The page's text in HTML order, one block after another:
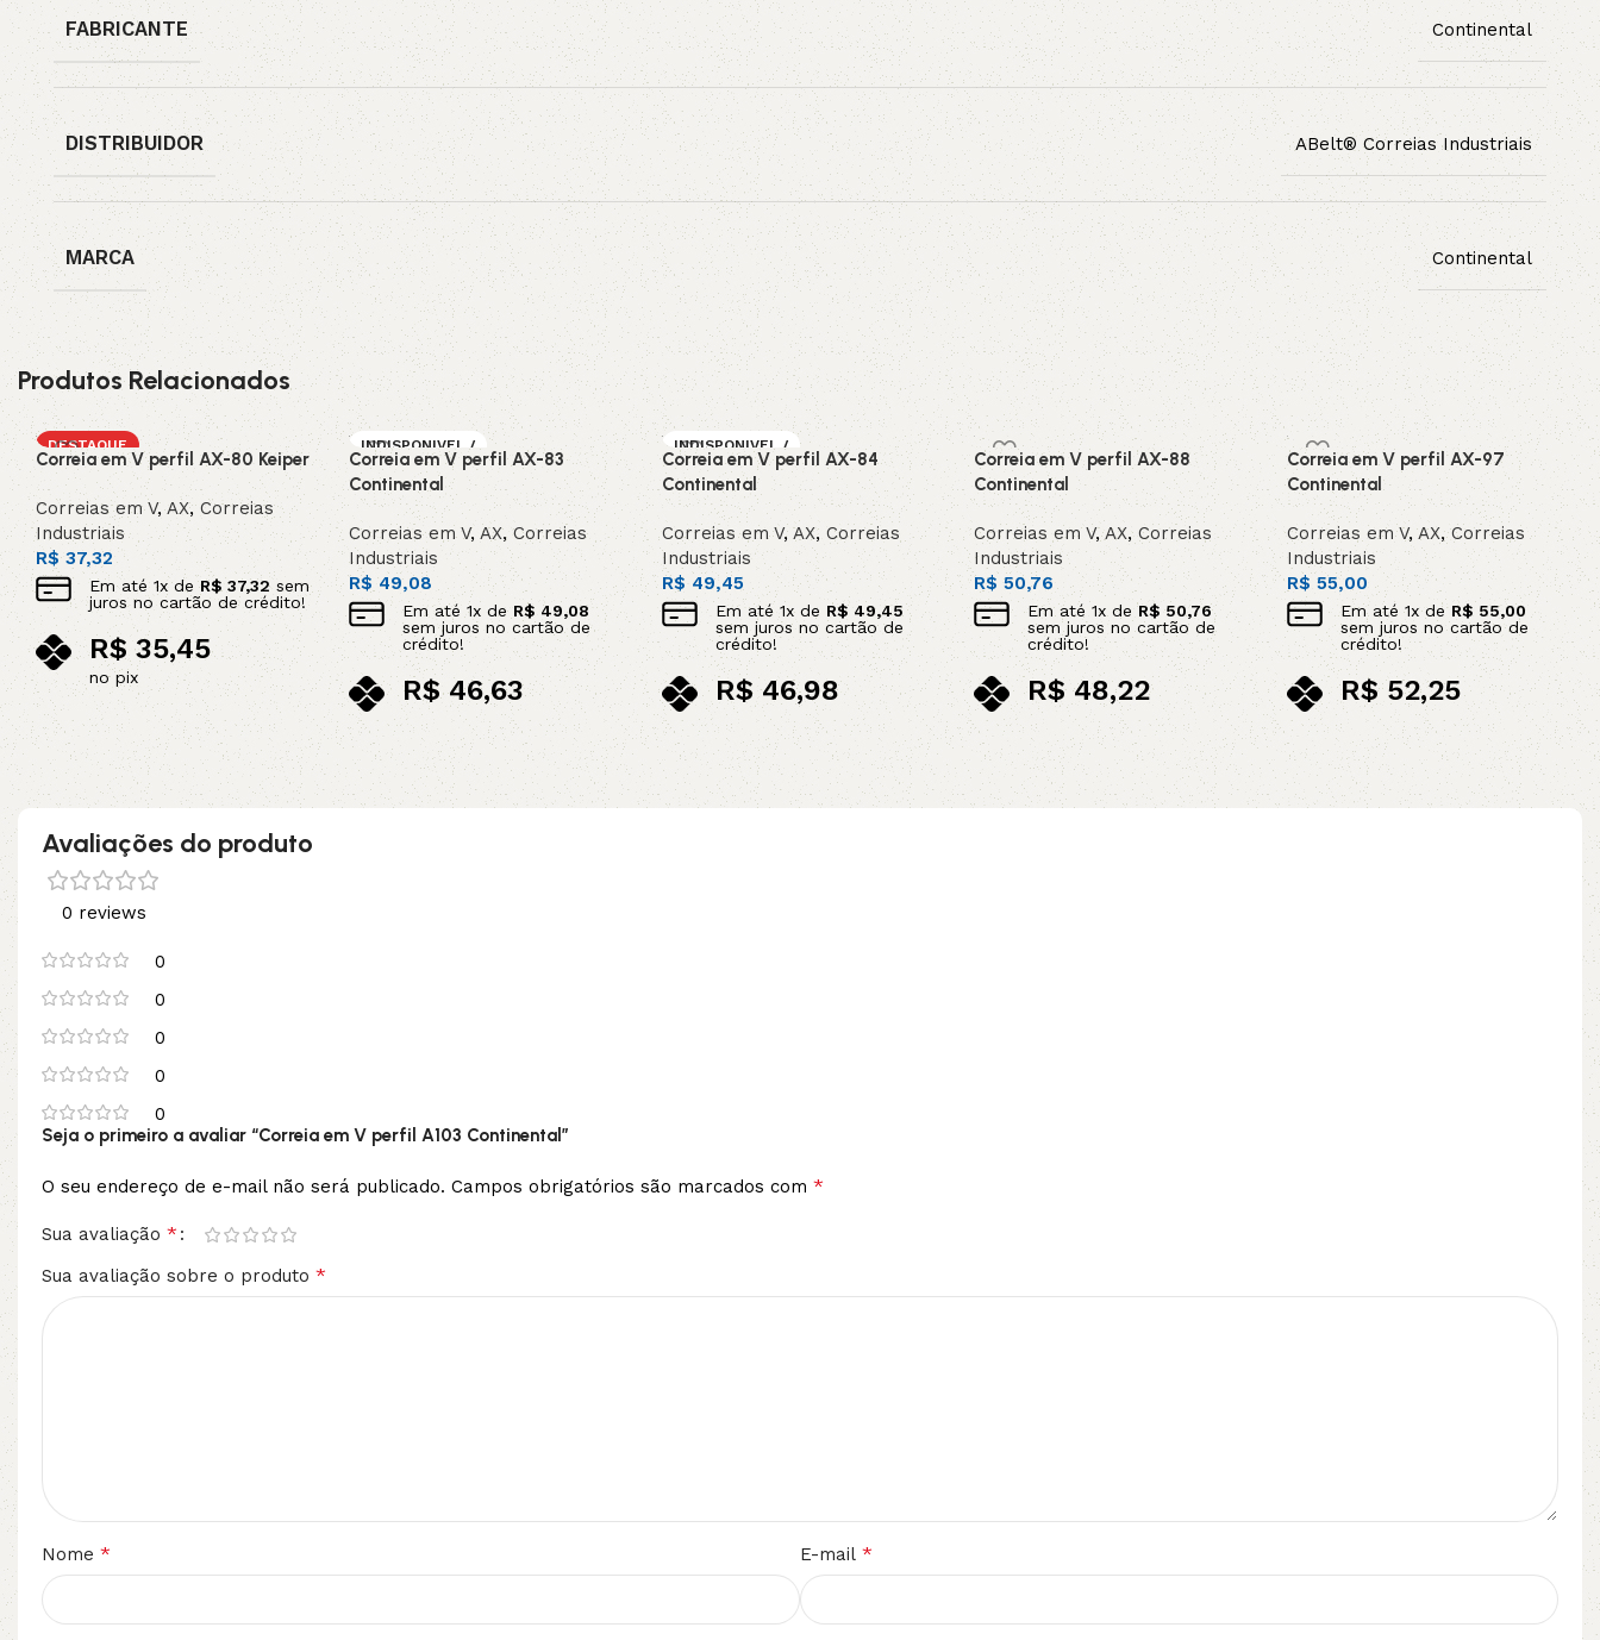
FABRICANTE Continental
DISTRIBUIDOR ABelt® Correias Industriais
MARCA Continental
Produtos Relacionados
DESTAQUE
Correia em V perfil AX-80 Keiper
Correias em V,AX,Correias
Industriais
R$37,32
Em até 1x deR$ 37,32 sem
juros no cartão de crédito!
R$ 35,45
no pix
Adicionar ao carrinho
INDISPONIVEL /
SOB ENCOMEN
DA
Correia em V perfil AX-83
Continental
Correias em V, AX, Correias
Industriais
R$ 49,08
Em até 1x de R$ 49,08
sem juros no cartão de
crédito!
R$46,63
no pix
Leia mais
INDISPONIVEL /
SOB ENCOMEN
DA
Correia em V perfil AX-84
Continental
Correias em V, AX, Correias
Industriais
R$ 49,45
Em até 1x de R$49,45
sem juros no cartão de
crédito!
R$46,98
no pix
Leia mais
Correia em V perfil AX-88
Continental
Correias em V,AX,Correias
Industriais
R$ 50,76
Em até1x deR$ 50,76
sem juros no cartão de
crédito!
R$48,22
no pix
Adicionar ao carrinho
Correia em V perfil AX-97
Continental
Correias em V,AX,Correias
Industriais
R$ 55,00
Em até1x de R$ 55,00
sem juros no cartão de
crédito!
R$52,25
no pix
Adicionar ao carrinho
Avaliações do produto
0 reviews
0
0
0
0
0
Seja o primeiro a avaliar “Correia em V perfil A103 Continental”
O seu endereço de e-mail não será publicado. Campos obrigatórios são marcados com *
Sua avaliação *
Sua avaliação sobre o produto *
Nome * E-mail *